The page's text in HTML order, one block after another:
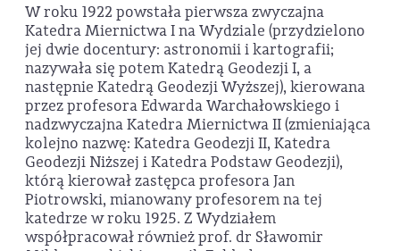
W roku 1922 powstała pierwsza zwyczajna
Katedra Miernictwa I na Wydziale (przydzielono
jej dwie docentury: astronomii i kartografii;
nazywała się potem Katedrą Geodezji I, a
następnie Katedrą Geodezji Wyższej), kierowana
przez profesora Edwarda Warchałowskiego i
nadzwyczajna Katedra Miernictwa II (zmieniająca
kolejno nazwę: Katedra Geodezji II, Katedra
Geodezji Niższej i Katedra Podstaw Geodezji),
którą kierował zastępca profesora Jan
Piotrowski, mianowany profesorem na tej
katedrze w roku 1925. Z Wydziałem
współpracował również prof. dr Sławomir